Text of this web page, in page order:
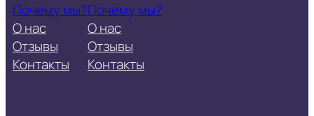
Почему мы?
О нас
Отзывы
Контакты
Почему мы?
О нас
Отзывы
Контакты